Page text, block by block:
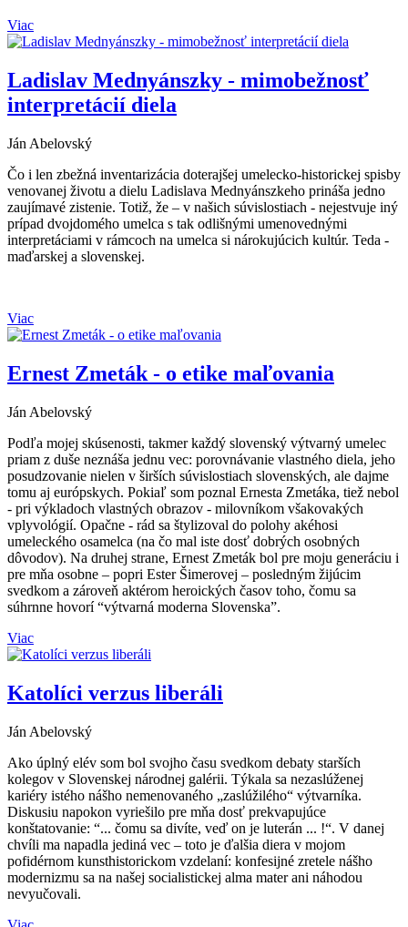
Viac
Ladislav Mednyánszky - mimobežnosť
interpretácií diela
Ján Abelovský
Čo i len zbežná inventarizácia doterajšej umelecko-historickej spisby
venovanej životu a dielu Ladislava Mednyánszkeho prináša jedno
zaujímavé zistenie. Totiž, že – v našich súvislostiach - nejestvuje iný
prípad dvojdomého umelca s tak odlišnými umenovednými
interpretáciami v rámcoch na umelca si nárokujúcich kultúr. Teda -
maďarskej a slovenskej.
Viac
Ernest Zmeták - o etike maľovania
Ján Abelovský
Podľa mojej skúsenosti, takmer každý slovenský výtvarný umelec
priam z duše neznáša jednu vec: porovnávanie vlastného diela, jeho
posudzovanie nielen v širších súvislostiach slovenských, ale dajme
tomu aj európskych. Pokiaľ som poznal Ernesta Zmetáka, tiež nebol
- pri výkladoch vlastných obrazov - milovníkom všakovakých
vplyvológií. Opačne - rád sa štylizoval do polohy akéhosi
umeleckého osamelca (na čo mal iste dosť dobrých osobných
dôvodov). Na druhej strane, Ernest Zmeták bol pre moju generáciu i
pre mňa osobne – popri Ester Šimerovej – posledným žijúcim
svedkom a zároveň aktérom heroických časov toho, čomu sa
súhrnne hovorí “výtvarná moderna Slovenska”.
Viac
Katolíci verzus liberáli
Ján Abelovský
Ako úplný elév som bol svojho času svedkom debaty starších
kolegov v Slovenskej národnej galérii. Týkala sa nezaslúženej
kariéry istého nášho nemenovaného „zaslúžilého“ výtvarníka.
Diskusiu napokon vyriešilo pre mňa dosť prekvapujúce
konštatovanie: “... čomu sa divíte, veď on je luterán ... !“. V danej
chvíli ma napadla jediná vec – toto je ďalšia diera v mojom
pofidérnom kunsthistorickom vzdelaní: konfesijné zretele nášho
modernizmu sa na našej socialistickej alma mater ani náhodou
nevyučovali.